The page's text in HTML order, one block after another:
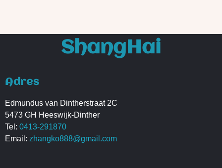
ShangHai
Adres
Edmundus van Dintherstraat 2C
5473 GH Heeswijk-Dinther
Tel: 0413-291870
Email: zhangko888@gmail.com